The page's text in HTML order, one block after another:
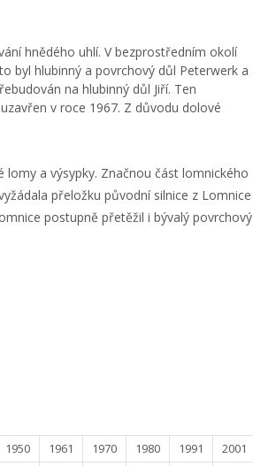
hnědého uhlí. V bezprostředním okolí
byl hlubinný a povrchový důl Peterwerk a
na hlubinný důl Jiří. Ten
v roce 1967. Z důvodu dolové
a výsypky. Značnou část lomnického
přeložku původní silnice z Lomnice
postupně přetěžil i bývalý povrchový
1950 1961 1970 1980 1991
2001